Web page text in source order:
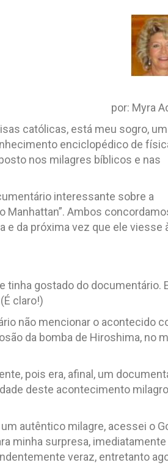
por: Myra
católicas, está meu sogro, um
enciclopédico de
nos milagres bíblicos e nas
interessante sobre a
Manhattan”. Ambos
e da próxima vez que ele viesse
tinha gostado do documentário.
claro!)
não mencionar o acontecido
da bomba de Hiroshima, no
pois era, afinal, um
deste acontecimento
autêntico milagre, acessei o
minha surpresa, imediatamente
veraz, entretanto